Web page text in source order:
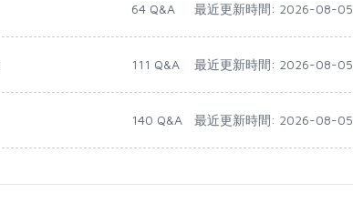
64 Q&A 最近更新時間: 2026-08-05
111 Q&A 最近更新時間: 2026-08-05
140 Q&A 最近更新時間: 2026-08-05